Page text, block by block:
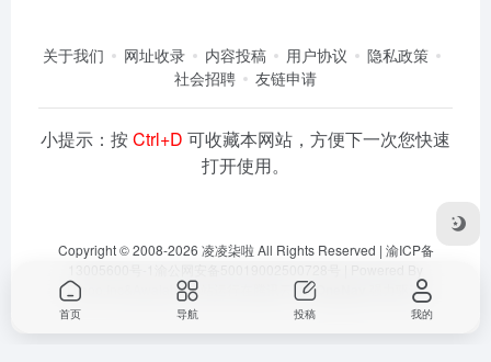
关于我们 网址收录 内容投稿 用户协议
隐私政策
社会招聘
友链申请
小提示：按Ctrl+D 可收藏本网站，方便下一次您快速
打开使用。
Copyright © 2008-2026 凌凌柒啦 All Rights Reserved | 渝ICP备
Dlaoo.Inc
Awalab| 本站运行在 由OneNav 强力驱动
首页 导航 投稿 我的